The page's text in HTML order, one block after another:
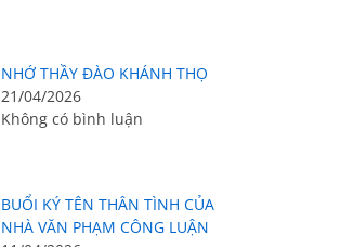
NHỚ THẦY ĐÀO KHÁNH THỌ
21/04/2026
Không có bình luận
BUỔI KÝ TÊN THÂN TÌNH CỦA
NHÀ VĂN PHẠM CÔNG LUẬN